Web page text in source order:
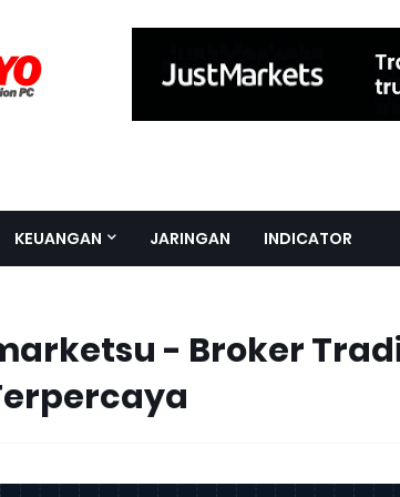
KEUANGAN JARINGAN INDICATOR
- Broker